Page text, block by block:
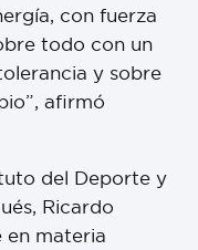
con fuerza
todo con un
y sobre
afirmó
del Deporte y
Ricardo
en materia